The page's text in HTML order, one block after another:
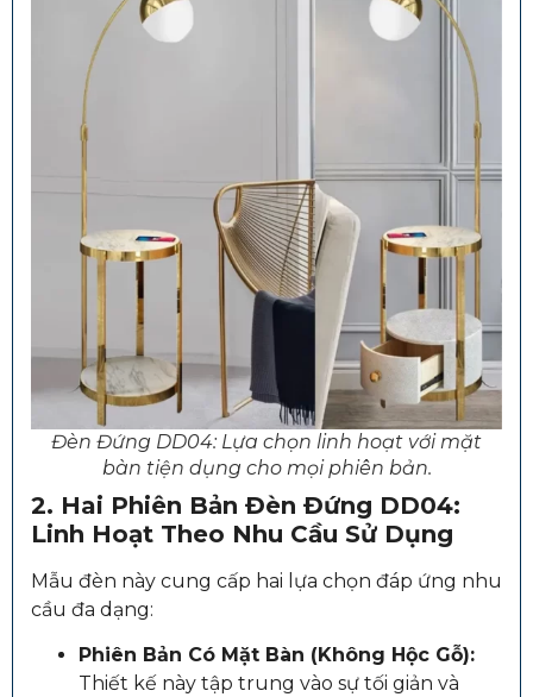
Đèn Đứng DD04: Lựa chọn linh hoạt với mặt
bàn tiện dụng cho mọi phiên bản.
2. Hai Phiên Bản Đèn Đứng DD04:
Linh Hoạt Theo Nhu Cầu Sử Dụng
Mẫu đèn này cung cấp hai lựa chọn đáp ứng nhu
cầu đa dạng:
Phiên Bản Có Mặt Bàn (Không Hộc Gỗ):
Thiết kế này tập trung vào sự tối giản và